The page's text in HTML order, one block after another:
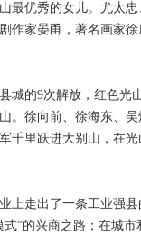
最优秀的女儿。尤太
作家晏甬，著名画家
城的9次解放，红色光
。徐向前、徐海东、
千里跃进大别山，在
上走出了一条工业强县
”的兴商之路；在城市